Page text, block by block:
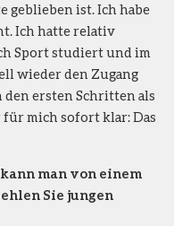
geblieben ist. Ich habe
Ich hatte relativ
Sport studiert und im
wieder den Zugang
den ersten Schritten als
mich sofort klar: Das
man von einem
Sie jungen